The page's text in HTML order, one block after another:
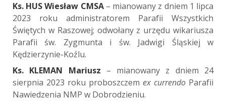
Ks. HUS Wiesław CMSA– mianowany z dniem 1 lipca
2023 roku administratorem Parafii Wszystkich
Świętych w Raszowej; odwołany z urzędu wikariusza
Parafii św. Zygmunta i św. Jadwigi Śląskiej w
Kędzierzynie-Koźlu.
Ks. KLEMAN Mariusz – mianowany z dniem 24
sierpnia 2023 roku proboszczem ex currendo Parafii
Nawiedzenia NMP w Dobrodzieniu.